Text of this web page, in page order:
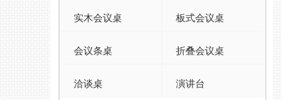
实木会议桌 板式会议桌
会议条桌 折叠会议桌
洽谈桌 演讲台